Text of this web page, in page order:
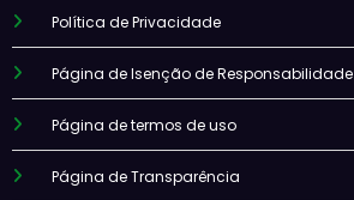
Política de Privacidade
Página de Isenção de Responsabilidade
Página de termos de uso
Página de Transparência